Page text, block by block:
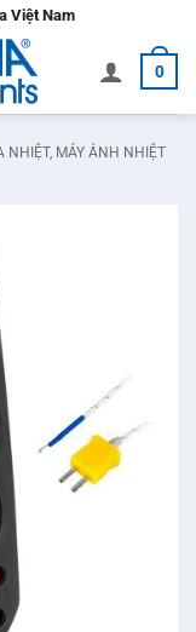
Việt Nam
0
NHIỆT, MÁY ẢNH NHIỆT